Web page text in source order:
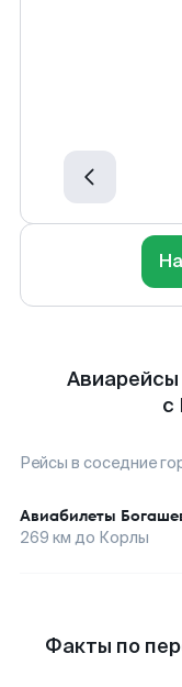
с
Рейсы в соседние
Авиабилеты
269 км до Корлы
Факты по